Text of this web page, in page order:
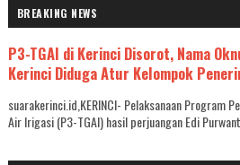
BREAKING NEWS
P3-TGAI di Kerinci Disorot, Nama
Kerinci Diduga Atur Kelompok
suarakerinci.id,KERINCI- Pelaksanaan Program
Air Irigasi (P3-TGAI) hasil perjuangan Edi